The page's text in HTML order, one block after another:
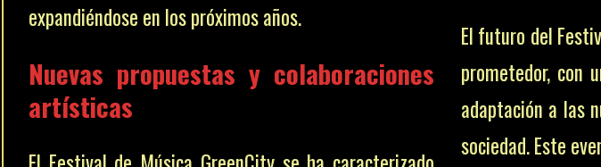
expandiéndose en los próximos años.
Nuevas propuestas y colaboraciones
artísticas
El futuro del
prometedor, con
adaptación a las
sociedad. Este